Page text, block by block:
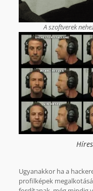
A szoftverek
Ugyanakkor ha a
profilképek